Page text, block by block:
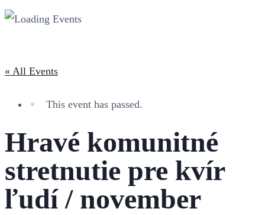
« All Events
This event has passed.
Hravé komunitné
stretnutie pre kvír
ľudí / november